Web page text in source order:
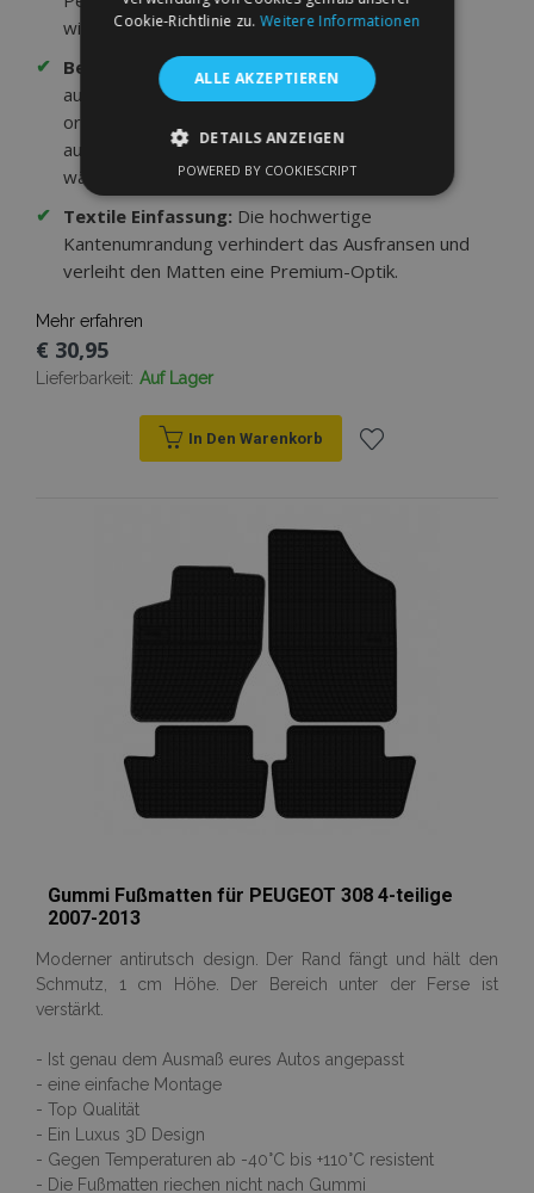
widerstandsfähiger gegen Abnutzung.
✔ Befestigung am Fahrzeugboden:
Bei
ausgewählten Modellen sind die Matten mit
originalgetreuen Befestigungselementen
ausgestattet — sie verhindern ein Verrutschen
während der Fahrt.
✔ Textile Einfassung: Die hochwertige
Kantenumrandung verhindert das Ausfransen und
verleiht den Matten eine Premium-Optik.
Mehr erfahren
€ 30,95
Lieferbarkeit: Auf Lager
In Den Warenkorb
hinzufügen
Gummi Fußmatten für PEUGEOT 308 4-teilige
2007-2013
Moderner antirutsch design. Der Rand fängt und hält den
Schmutz, 1 cm Höhe. Der Bereich unter der Ferse ist
verstärkt.
- Ist genau dem Ausmaß eures Autos angepasst
- eine einfache Montage
- Top Qualität
- Ein Luxus 3D Design
- Gegen Temperaturen ab -40°C bis +110°C resistent
- Die Fußmatten riechen nicht nach Gummi
Cookie-Richtlinie zu.Weitere Informationen
ALLE AKZEPTIEREN
DETAILS ANZEIGEN
PERFORMANCE TARGETING
FUNKTIONALITÄT
Unbedingt erforderlich
Targeting
Funktionalität
Unbedingt erforderliche Cookies ermöglichen
erforderlichen Cookies kann die Website nicht
Name
mage-translation-file-version
recently_viewed_product
Adobe Inc.
www.vtvauto.at
section_data_ids
Adobe Inc.
www.vtvauto.at
POWERED BY COOKIESCRIPT